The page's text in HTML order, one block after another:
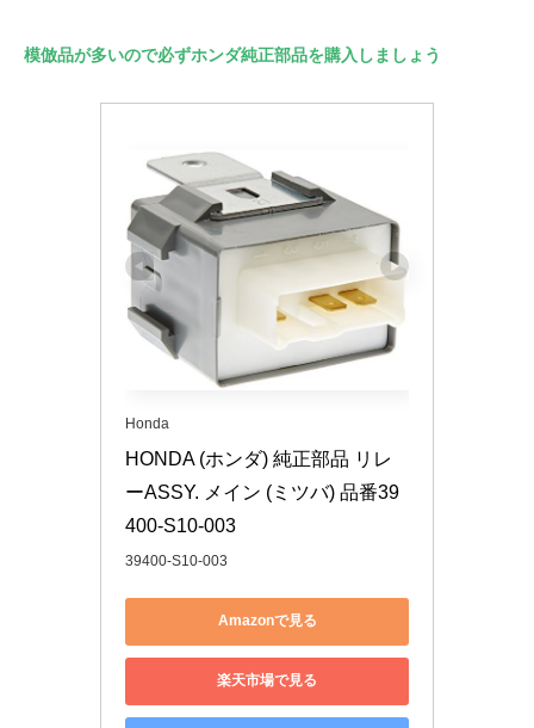
模倣品が多いので必ずホンダ純正部品を購入しましょう
Honda
HONDA (ホンダ) 純正部品 リレ
ーASSY. メイン (ミツバ) 品番39
400-S10-003
39400-S10-003
Amazonで見る
楽天市場で見る